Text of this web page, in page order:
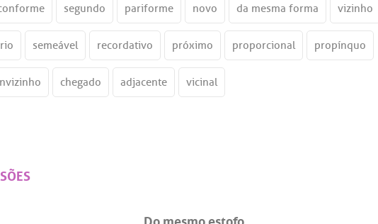
segundo pariforme novo da mesma forma vizinho
semeável recordativo próximo proporcional propínquo
chegado adjacente vicinal
Do mesmo estofo